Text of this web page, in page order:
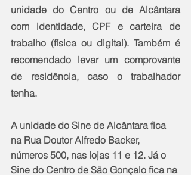
unidade do Centro ou de Alcântara
com identidade, CPF e carteira de
trabalho (física ou digital). Também é
recomendado levar um comprovante
de residência, caso o trabalhador
tenha.
A unidade do Sine de Alcântara fica
na Rua Doutor Alfredo Backer,
números 500, nas lojas 11 e 12. Já o
Sine do Centro de São Gonçalo fica na